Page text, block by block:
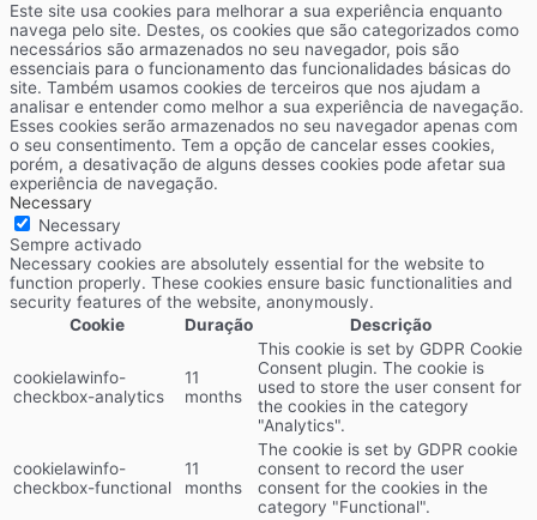
Este site usa cookies para melhorar a sua experiência enquanto
navega pelo site. Destes, os cookies que são categorizados como
necessários são armazenados no seu navegador, pois são
essenciais para o funcionamento das funcionalidades básicas do
site. Também usamos cookies de terceiros que nos ajudam a
analisar e entender como melhor a sua experiência de navegação.
Esses cookies serão armazenados no seu navegador apenas com
o seu consentimento. Tem a opção de cancelar esses cookies,
porém, a desativação de alguns desses cookies pode afetar sua
experiência de navegação.
Necessary
Necessary
Sempre activado
Necessary cookies are absolutely essential for the website to
function properly. These cookies ensure basic functionalities and
security features of the website, anonymously.
Cookie
Duração Descrição
cookielawinfo-
checkbox-analytics
11
months
This cookie is set by GDPR Cookie
Consent plugin. The cookie is
used to store the user consent for
the cookies in the category
"Analytics".
cookielawinfo-
checkbox-functional
11
months
The cookie is set by GDPR cookie
consent to record the user
consent for the cookies in the
category "Functional".